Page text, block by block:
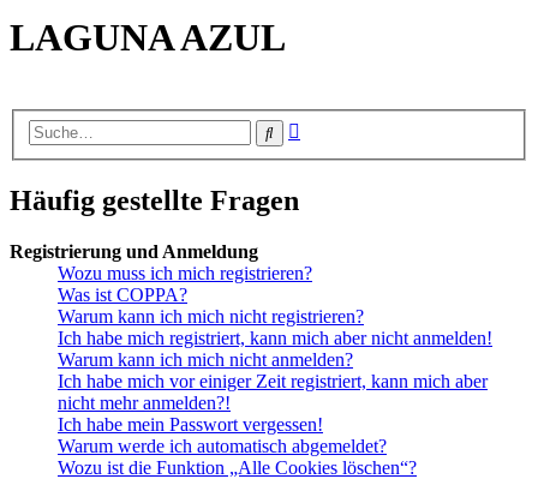
LAGUNA AZUL
Suche
Häufig gestellte Fragen
Registrierung und Anmeldung
Wozu muss ich mich registrieren?
Was ist COPPA?
Warum kann ich mich nicht registrieren?
Ich habe mich registriert, kann mich aber nicht anmelden!
Warum kann ich mich nicht anmelden?
Ich habe mich vor einiger Zeit registriert, kann mich aber
nicht mehr anmelden?!
Ich habe mein Passwort vergessen!
Warum werde ich automatisch abgemeldet?
Wozu ist die Funktion „Alle Cookies löschen“?